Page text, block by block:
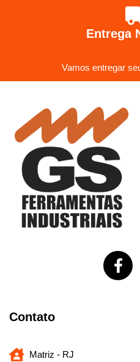
Entrega
Vamos entregar
Contato
Matriz - RJ